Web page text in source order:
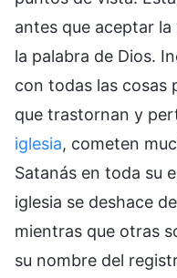
antes que aceptar
la palabra de Dios.
con todas las cosas
que trastornan y
iglesia, cometen
Satanás en toda su
iglesia se deshace
mientras que otras
su nombre del